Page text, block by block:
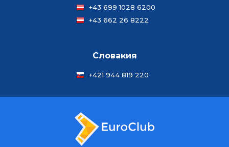
+43 699 1028 6200
+43 662 26 8222
Словакия
+421 944 819 220